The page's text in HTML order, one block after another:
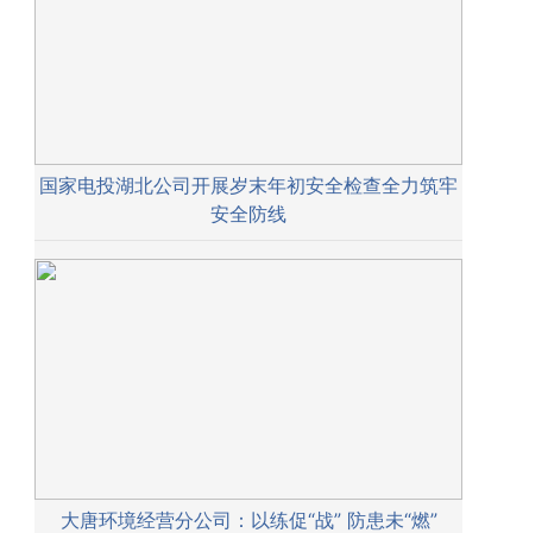
国家电投湖北公司开展岁末年初安全检查全力筑牢
安全防线
大唐环境经营分公司：以练促“战” 防患未“燃”